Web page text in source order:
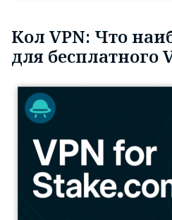
Кол VPN: Что
для бесплатного